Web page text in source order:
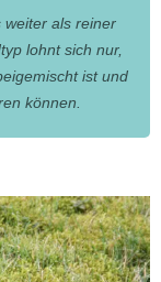
weiter als reiner
lohnt sich nur,
ist und
können.